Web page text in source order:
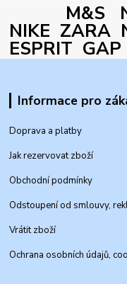
M&S
NIKE ZARA
ESPRIT GAP
Informace pro
Doprava a platby
Jak rezervovat zboží
Obchodní podmínky
Odstoupení od smlouvy,
Vrátit zboží
Ochrana osobních údajů,